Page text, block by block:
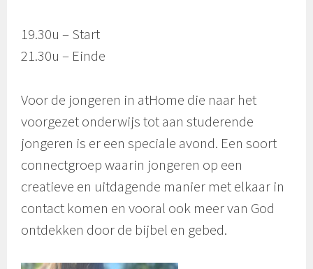
19.30u – Start
21.30u – Einde
Voor de jongeren in atHome die naar het
voorgezet onderwijs tot aan studerende
jongeren is er een speciale avond. Een soort
connectgroep waarin jongeren op een
creatieve en uitdagende manier met elkaar in
contact komen en vooral ook meer van God
ontdekken door de bijbel en gebed.